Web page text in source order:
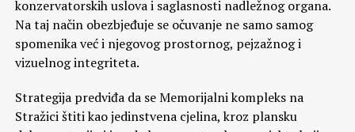
konzervatorskih uslova i saglasnosti nadležnog organa.
Na taj način obezbjeđuje se očuvanje ne samo samog
spomenika već i njegovog prostornog, pejzažnog i
vizuelnog integriteta.
Strategija predviđa da se Memorijalni kompleks na
Stražici štiti kao jedinstvena cjelina, kroz plansku